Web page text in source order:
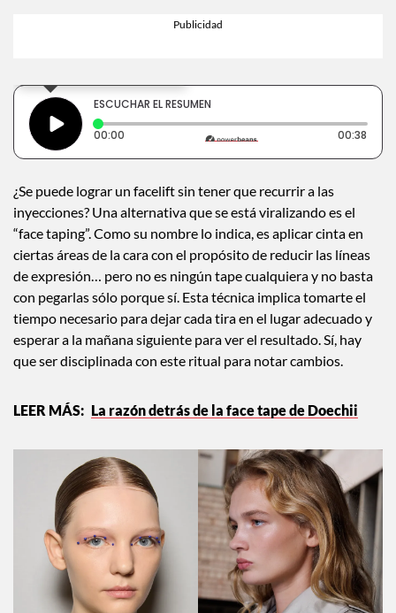
ESCUCHAR EL RESUMEN
00:00 Tiempo transcurrido: 0 segundos 00:38
¿Se puede lograr un facelift sin tener que recurrir a las
inyecciones? Una alternativa que se está viralizando es el
“face taping”. Como su nombre lo indica, es aplicar cinta en
ciertas áreas de la cara con el propósito de reducir las líneas
de expresión… pero no es ningún tape cualquiera y no basta
con pegarlas sólo porque sí. Esta técnica implica tomarte el
tiempo necesario para dejar cada tira en el lugar adecuado y
esperar a la mañana siguiente para ver el resultado. Sí, hay
que ser disciplinada con este ritual para notar cambios.
La razón detrás de la face tape de Doechii